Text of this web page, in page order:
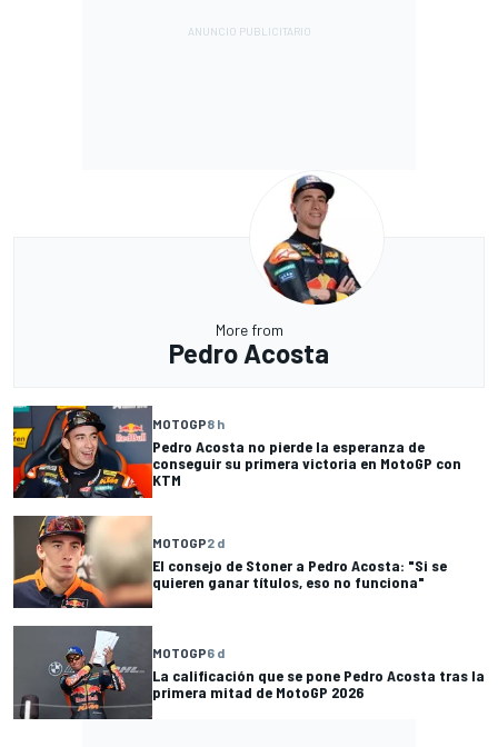
More from
Pedro Acosta
MOTOGP8 h
Pedro Acosta no pierde la esperanza de
conseguir su primera victoria en MotoGP con
KTM
MOTOGP2 d
El consejo de Stoner a Pedro Acosta: "Si se
quieren ganar títulos, eso no funciona"
MOTOGP6 d
La calificación que se pone Pedro Acosta tras la
primera mitad de MotoGP 2026